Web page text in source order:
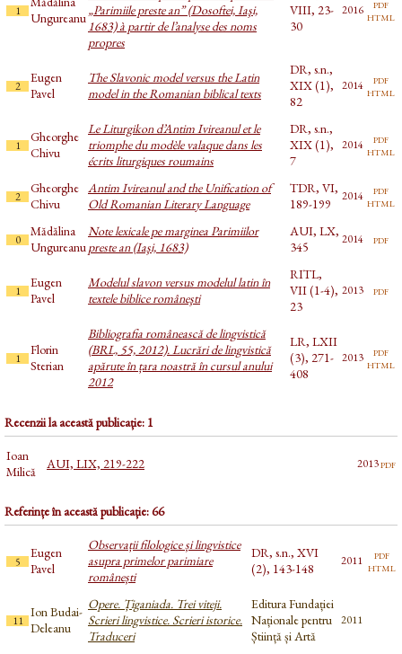
1
Ungureanu„Parimiile preste an” (Dosoftei, Iaşi,
1683) à partir de l’analyse des noms
propres
VIII, 23-
30
2016 pdf
html
2
Eugen
Pavel
The Slavonic model versus the Latin
model in the Romanian biblical texts
DR, s.n.,
XIX (1),
82
2014 pdf
html
1
Gheorghe
Chivu
Le Liturgikon d’Antim Ivireanul et le
triomphe du modèle valaque dans les
écrits liturgiques roumains
DR, s.n.,
XIX (1),
7
2014 pdf
html
2
Gheorghe
Chivu
Antim Ivireanul and the Unification of
Old Romanian Literary Language
TDR, VI,
189-199
2014 pdf
html
0
Mădălina
Ungureanu
Note lexicale pe marginea Parimiilor
preste an (Iaşi, 1683)
AUI, LX,
345
2014 pdf
1
Eugen
Pavel
Modelul slavon versus modelul latin în
textele biblice româneşti
RITL,
VII (1-4),
23
2013 pdf
1
Florin
Sterian
Bibliografia românească de lingvistică
(BRL, 55, 2012). Lucrări de lingvistică
apărute în țara noastră în cursul anului
2012
LR, LXII
(3), 271-
408
2013 pdf
html
Recenzii la această publicație: 1
Ioan
Milică
AUI, LIX, 219-222 2013pdf
Referințe în această publicație: 66
5
Eugen
Pavel
Observații filologice și lingvistice
asupra primelor parimiare
românești
DR, s.n., XVI
(2), 143-148
2011 pdf
html
11
Ion Budai-
Deleanu
Opere. Țiganiada. Trei viteji.
Scrieri lingvistice. Scrieri istorice.
Traduceri
Editura Fundației
Naționale pentru
Știință și Artă
2011